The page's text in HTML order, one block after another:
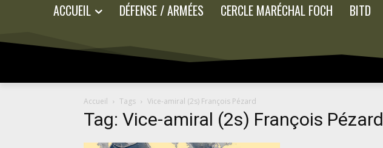
ACCUEIL DÉFENSE / ARMÉES CERCLE MARÉCHAL FOCH BITD
Accueil Tags Vice-amiral (2s) François Pézard
Tag: Vice-amiral (2s) François Pézard